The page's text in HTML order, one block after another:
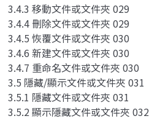
3.4.3 移動文件或文件夾 029
3.4.4 刪除文件或文件夾 029
3.4.5 恢覆文件或文件夾 030
3.4.6 新建文件或文件夾 030
3.4.7 重命名文件或文件夾 030
3.5 隱藏/顯示文件或文件夾 031
3.5.1 隱藏文件或文件夾 031
3.5.2 顯示隱藏文件或文件夾 032